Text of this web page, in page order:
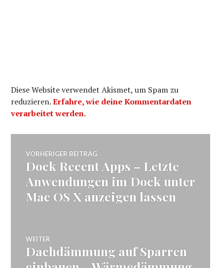
Diese Website verwendet Akismet, um Spam zu
reduzieren.Erfahre, wie deine Kommentardaten
verarbeitet werden.
Beitragsnavigation
VORHERIGER BEITRAG
Vorheriger
Beitrag:
Dock Recent Apps – Letzte
Anwendungen im Dock unter
Mac OS X anzeigen lassen
WEITER
Nächster
Beitrag:
Dachdämmung auf Sparren